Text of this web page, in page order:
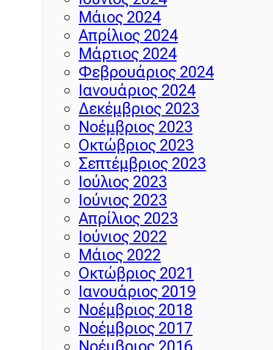
Μάιος 2024
Απρίλιος 2024
Μάρτιος 2024
Φεβρουάριος 2024
Ιανουάριος 2024
Δεκέμβριος 2023
Νοέμβριος 2023
Οκτώβριος 2023
Σεπτέμβριος 2023
Ιούλιος 2023
Ιούνιος 2023
Απρίλιος 2023
Ιούνιος 2022
Μάιος 2022
Οκτώβριος 2021
Ιανουάριος 2019
Νοέμβριος 2018
Νοέμβριος 2017